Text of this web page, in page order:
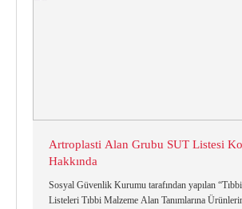
Artroplasti Alan Grubu SUT Listesi
Hakkında
Sosyal Güvenlik Kurumu tarafından yapılan
Listeleri Tıbbi Malzeme Alan Tanımlarına